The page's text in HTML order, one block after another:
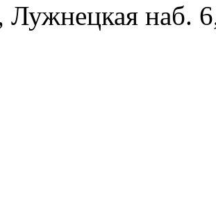
Лужнецкая наб.